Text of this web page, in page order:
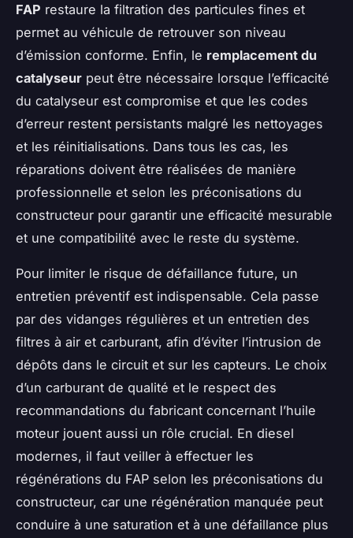
FAP restaure la filtration des particules fines et
permet au véhicule de retrouver son niveau
d’émission conforme. Enfin, le remplacement du
catalyseur peut être nécessaire lorsque l’efficacité
du catalyseur est compromise et que les codes
d’erreur restent persistants malgré les nettoyages
et les réinitialisations. Dans tous les cas, les
réparations doivent être réalisées de manière
professionnelle et selon les préconisations du
constructeur pour garantir une efficacité mesurable
et une compatibilité avec le reste du système.
Pour limiter le risque de défaillance future, un
entretien préventif est indispensable. Cela passe
par des vidanges régulières et un entretien des
filtres à air et carburant, afin d’éviter l’intrusion de
dépôts dans le circuit et sur les capteurs. Le choix
d’un carburant de qualité et le respect des
recommandations du fabricant concernant l’huile
moteur jouent aussi un rôle crucial. En diesel
modernes, il faut veiller à effectuer les
régénérations du FAP selon les préconisations du
constructeur, car une régénération manquée peut
conduire à une saturation et à une défaillance plus